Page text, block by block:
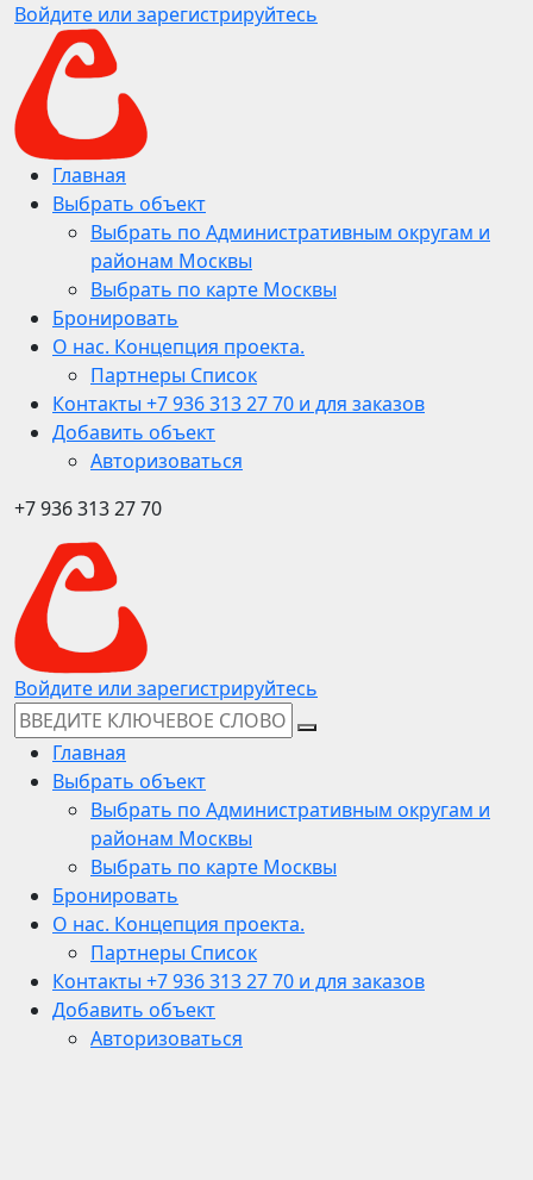
Войдите или зарегистрируйтесь
Главная
Выбрать объект
Выбрать по Административным округам и
районам Москвы
Выбрать по карте Москвы
Бронировать
О нас. Концепция проекта.
Партнеры Список
Контакты +7 936 313 27 70 и для заказов
Добавить объект
Авторизоваться
+7 936 313 27 70
Войдите или зарегистрируйтесь
Главная
Выбрать объект
Выбрать по Административным округам и
районам Москвы
Выбрать по карте Москвы
Бронировать
О нас. Концепция проекта.
Партнеры Список
Контакты +7 936 313 27 70 и для заказов
Добавить объект
Авторизоваться